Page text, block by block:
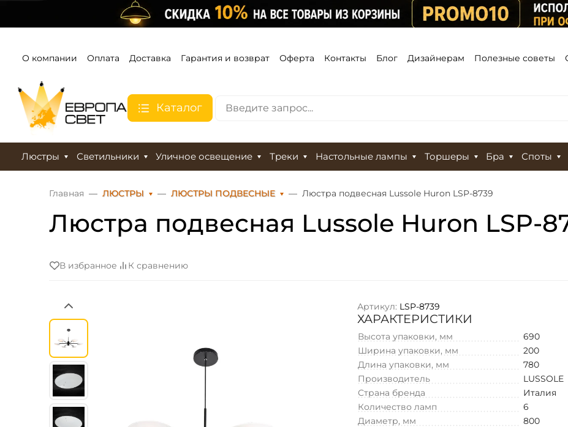
О компании Оплата Доставка Гарантия и возврат Оферта Контакты Блог Дизайнерам Полезные советы
Каталог
Люстры Светильники Уличное освещение Треки Настольные лампы Торшеры Бра Споты
Главная ЛЮСТРЫ ЛЮСТРЫ ПОДВЕСНЫЕ Люстра подвесная Lussole Huron LSP-8739
Люстра подвесная Lussole Huron LSP-
В избранное К сравнению
Артикул: LSP-8739
ХАРАКТЕРИСТИКИ
Высота упаковки, мм
690
Ширина упаковки, мм
200
Длина упаковки, мм
780
Производитель
LUSSOLE
Страна бренда
Италия
Количество ламп
6
Диаметр, мм
800